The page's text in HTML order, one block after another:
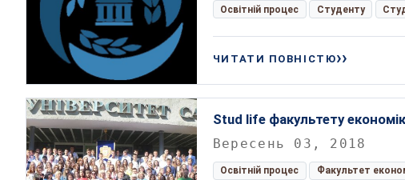
Освітній процес Студенту
ЧИТАТИ ПОВНІСТЮ
Stud life факультету
Вересень 03, 2018
Освітній процес
Факультет